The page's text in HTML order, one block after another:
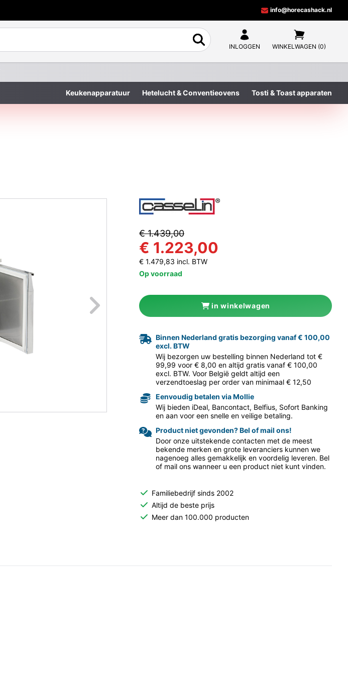
info@horecashack.nl
INLOGGEN WINKELWAGEN (0)
Keukenapparatuur Hetelucht & Conventieovens Tosti & Toast apparaten
Naar volgende
€ 1.439,00
€ 1.223,00
€ 1.479,83 incl. BTW
Op voorraad
in winkelwagen
Binnen Nederland gratis bezorging vanaf € 100,00
excl. BTW
Wij bezorgen uw bestelling binnen Nederland tot €
99,99 voor € 8,00 en altijd gratis vanaf € 100,00
excl. BTW. Voor België geldt altijd een
verzendtoeslag per order van minimaal € 12,50
Eenvoudig betalen via Mollie
Wij bieden iDeal, Bancontact, Belfius, Sofort Banking
en aan voor een snelle en veilige betaling.
Product niet gevonden? Bel of mail ons!
Door onze uitstekende contacten met de meest
bekende merken en grote leveranciers kunnen we
nagenoeg alles gemakkelijk en voordelig leveren. Bel
of mail ons wanneer u een product niet kunt vinden.
Familiebedrijf sinds 2002
Altijd de beste prijs
Meer dan 100.000 producten